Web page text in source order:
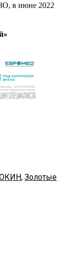
в июне 2022
, Золотые